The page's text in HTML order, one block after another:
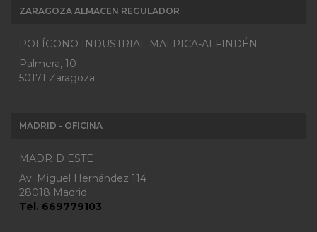
ZARAGOZA ALMACEN REGULADOR
POLÍGONO INDUSTRIAL MALPICA-ALFINDÉN
Palmera, 10
50171 Zaragoza
MADRID - OFICINA
MADRID ESTE
Av. Miguel Hernández 114
28018 Madrid
Tel. 669779103